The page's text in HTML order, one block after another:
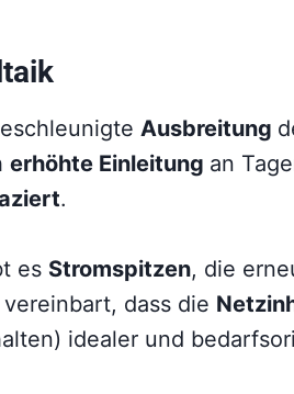
Ausbreitung
erhöhte Einleitung an
.
es Stromspitzen, die
dass die
idealer und